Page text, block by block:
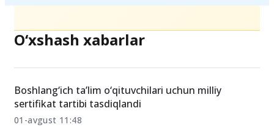
O‘xshash xabarlar
Boshlang‘ich ta’lim o‘qituvchilari uchun milliy
sertifikat tartibi tasdiqlandi
01-avgust 11:48